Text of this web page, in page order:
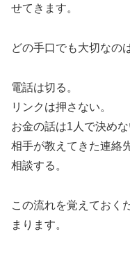
せてきます。
どの手口でも大切なの
電話は切る。
リンクは押さない。
お金の話は1人で決めな
相手が教えてきた連絡
相談する。
この流れを覚えておく
まります。